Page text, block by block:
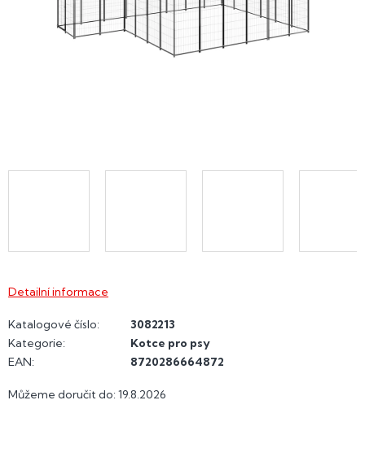
Můžeme doručit do: 19.8.2026
Detailní informace
Katalogové číslo:
3082213
Kategorie:
Kotce pro psy
EAN: 8720286664872